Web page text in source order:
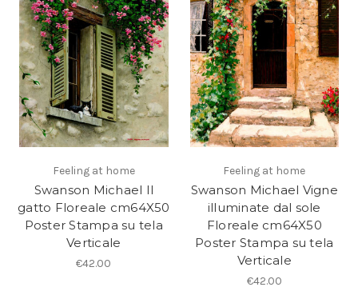
Feeling at home
Swanson Michael Il
gatto Floreale cm64X50
Poster Stampa su tela
Verticale
€42.00
Feeling at home
Swanson Michael Vigne
illuminate dal sole
Floreale cm64X50
Poster Stampa su tela
Verticale
€42.00